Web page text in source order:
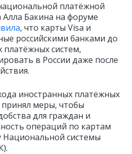
платёжной
Бакина на форуме
, что карты Visa и
российскими банками до
систем,
в России даже после
иностранных платёжных
принял меры, чтобы
для граждан и
операций по картам
Национальной системы